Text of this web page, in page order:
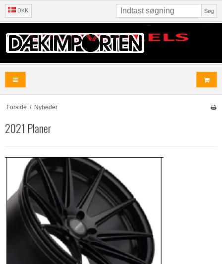
DKK Søg
Forside / Nyheder
2021 Planer